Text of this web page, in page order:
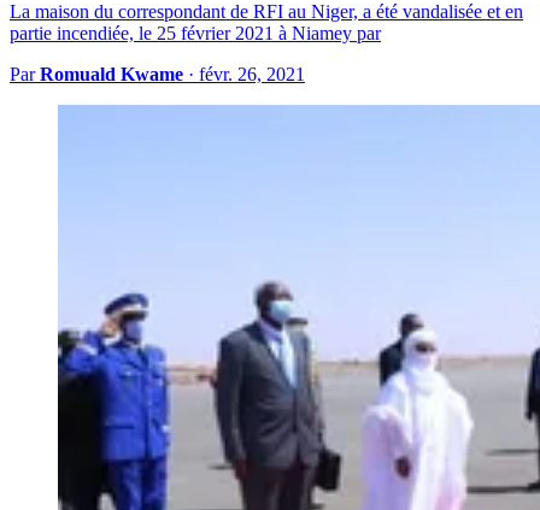
La maison du correspondant de RFI au Niger, a été vandalisée et en
partie incendiée, le 25 février 2021 à Niamey par
ParRomuald Kwame · févr. 26, 2021